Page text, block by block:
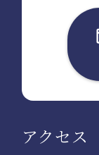
アクセス